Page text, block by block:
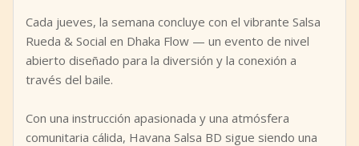
Cada jueves, la semana concluye con el vibrante Salsa
Rueda & Social en Dhaka Flow — un evento de nivel
abierto diseñado para la diversión y la conexión a
través del baile.
Con una instrucción apasionada y una atmósfera
comunitaria cálida, Havana Salsa BD sigue siendo una